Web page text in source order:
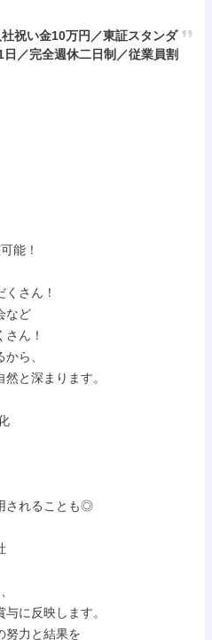
祝い金10万円／東証スタンダ
／完全週休二日制／従業員割
能！
さん！
など
ん！
ら、
と深まります。
されることも◎
に反映します。
努力と結果を